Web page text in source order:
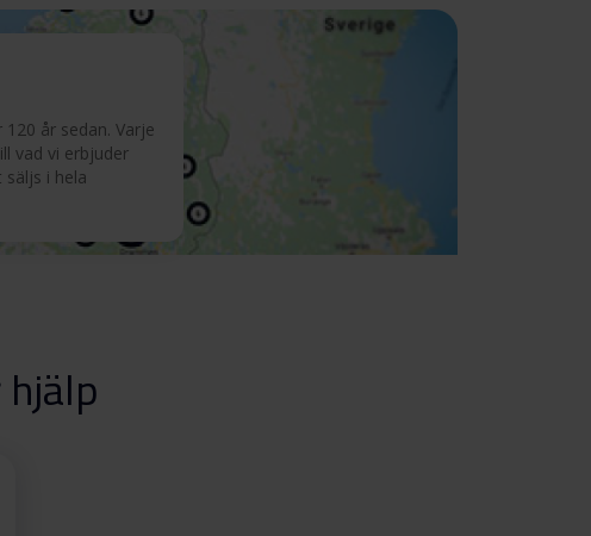
år sedan. Varje
vad vi erbjuder
säljs i hela